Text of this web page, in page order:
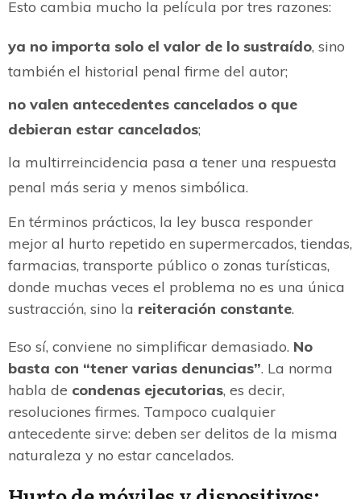
Esto cambia mucho la película por tres razones:
ya no importa solo el valor de lo sustraído, sino
también el historial penal firme del autor;
no valen antecedentes cancelados o que
debieran estar cancelados;
la multirreincidencia pasa a tener una respuesta
penal más seria y menos simbólica.
En términos prácticos, la ley busca responder
mejor al hurto repetido en supermercados, tiendas,
farmacias, transporte público o zonas turísticas,
donde muchas veces el problema no es una única
sustracción, sino la reiteración constante.
Eso sí, conviene no simplificar demasiado. No
basta con “tener varias denuncias”. La norma
habla de condenas ejecutorias, es decir,
resoluciones firmes. Tampoco cualquier
antecedente sirve: deben ser delitos de la misma
naturaleza y no estar cancelados.